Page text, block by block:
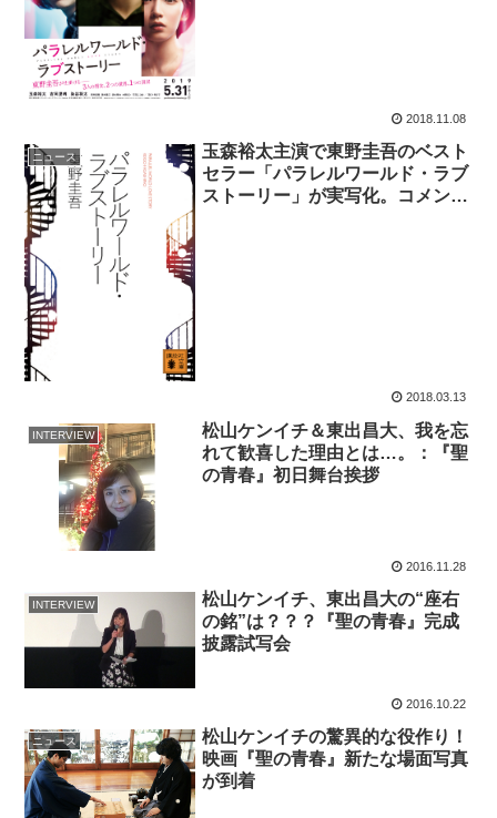
2018.11.08
ニュース
玉森裕太主演で東野圭吾のベスト
セラー「パラレルワールド・ラブ
ストーリー」が実写化。コメント
2018.03.13
INTERVIEW
松山ケンイチ＆東出昌大、我を忘
れて歓喜した理由とは…。：『聖
の青春』初日舞台挨拶
2016.11.28
INTERVIEW
松山ケンイチ、東出昌大の“座右
の銘”は？？？『聖の青春』完成
披露試写会
2016.10.22
ニュース
松山ケンイチの驚異的な役作り！
映画『聖の青春』新たな場面写真
が到着